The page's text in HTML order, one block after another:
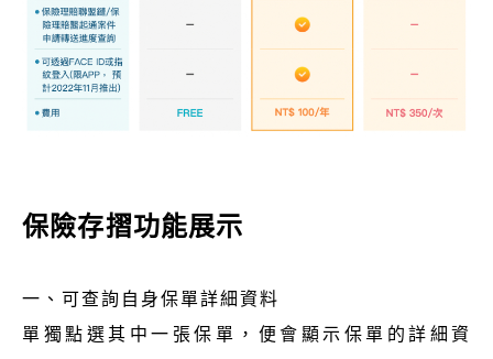
保險存摺功能展示
一、可查詢自身保單詳細資料
單獨點選其中一張保單，便會顯示保單的詳細資